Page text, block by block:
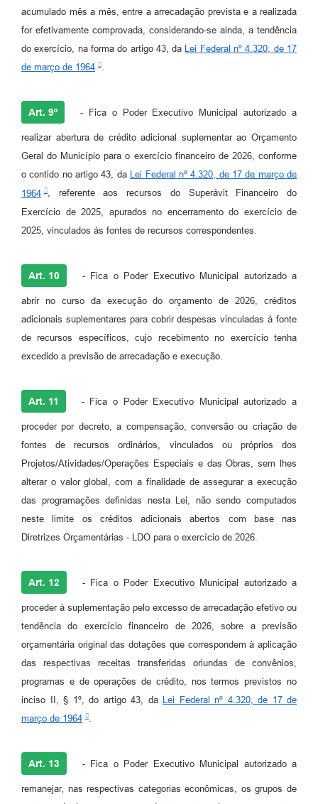
acumulado mês a mês, entre a arrecadação prevista e a realizada
for efetivamente comprovada, considerando-se ainda, a tendência
do exercício, na forma do artigo 43, da Lei Federal nº 4.320, de 17
de março de 1964
.
Art. 9º - Fica o Poder Executivo Municipal autorizado a
realizar abertura de crédito adicional suplementar ao Orçamento
Geral do Município para o exercício financeiro de 2026, conforme
o contido no artigo 43, da Lei Federal nº 4.320, de 17 de março de
1964
, referente aos recursos do Superávit Financeiro do
Exercício de 2025, apurados no encerramento do exercício de
2025, vinculados às fontes de recursos correspondentes.
Art. 10 - Fica o Poder Executivo Municipal autorizado a
abrir no curso da execução do orçamento de 2026, créditos
adicionais suplementares para cobrir despesas vinculadas à fonte
de recursos específicos, cujo recebimento no exercício tenha
excedido a previsão de arrecadação e execução.
Art. 11 - Fica o Poder Executivo Municipal autorizado a
proceder por decreto, a compensação, conversão ou criação de
fontes de recursos ordinários, vinculados ou próprios dos
Projetos/Atividades/Operações Especiais e das Obras, sem lhes
alterar o valor global, com a finalidade de assegurar a execução
das programações definidas nesta Lei, não sendo computados
neste limite os créditos adicionais abertos com base nas
Diretrizes Orçamentárias - LDO para o exercício de 2026.
Art. 12 - Fica o Poder Executivo Municipal autorizado a
proceder à suplementação pelo excesso de arrecadação efetivo ou
tendência do exercício financeiro de 2026, sobre a previsão
orçamentária original das dotações que correspondem à aplicação
das respectivas receitas transferidas oriundas de convênios,
programas e de operações de crédito, nos termos previstos no
inciso II, § 1º, do artigo 43, da
Lei Federal nº 4.320, de 17 de
março de 1964
.
Art. 13 - Fica o Poder Executivo Municipal autorizado a
remanejar, nas respectivas categorias econômicas, os grupos de